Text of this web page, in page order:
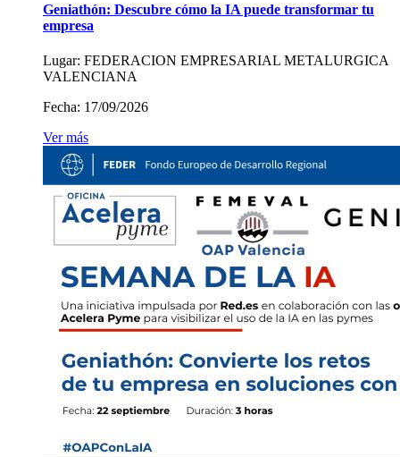
Geniathón: Descubre cómo la IA puede transformar tu
empresa
Lugar: FEDERACION EMPRESARIAL METALURGICA
VALENCIANA
Fecha: 17/09/2026
Ver más